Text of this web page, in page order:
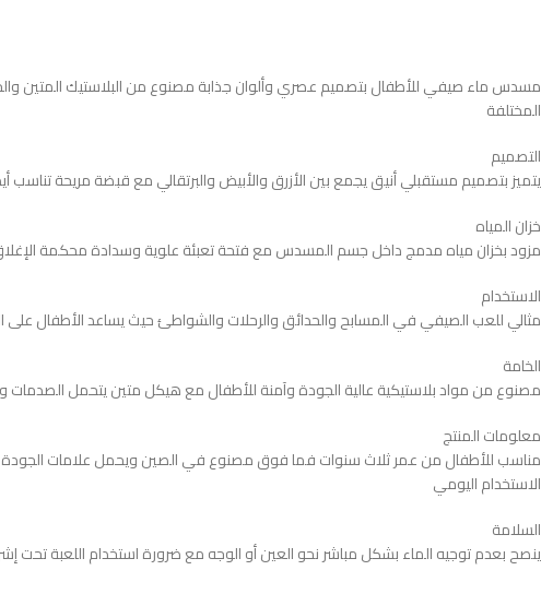
مسدس ماء صيفي للأطفال بتصميم عصري وألوان جذابة مصنوع من البلاستيك المتين
المختلفة
التصميم
يتميز بتصميم مستقبلي أنيق يجمع بين الأزرق والأبيض والبرتقالي مع قبضة مريحة
خزان المياه
مزود بخزان مياه مدمج داخل جسم المسدس مع فتحة تعبئة علوية وسدادة محكمة الإغلاق
الاستخدام
مثالي للعب الصيفي في المسابح والحدائق والرحلات والشواطئ حيث يساعد الأطفال على
الخامة
مصنوع من مواد بلاستيكية عالية الجودة وآمنة للأطفال مع هيكل متين يتحمل الصدمات
معلومات المنتج
الاستخدام اليومي
السلامة
ينصح بعدم توجيه الماء بشكل مباشر نحو العين أو الوجه مع ضرورة استخدام اللعبة تحت